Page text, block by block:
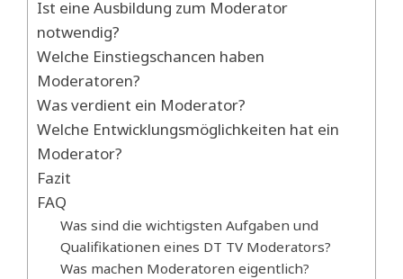
Ist eine Ausbildung zum Moderator
notwendig?
Welche Einstiegschancen haben
Moderatoren?
Was verdient ein Moderator?
Welche Entwicklungsmöglichkeiten hat ein
Moderator?
Fazit
FAQ
Was sind die wichtigsten Aufgaben und
Qualifikationen eines DT TV Moderators?
Was machen Moderatoren eigentlich?